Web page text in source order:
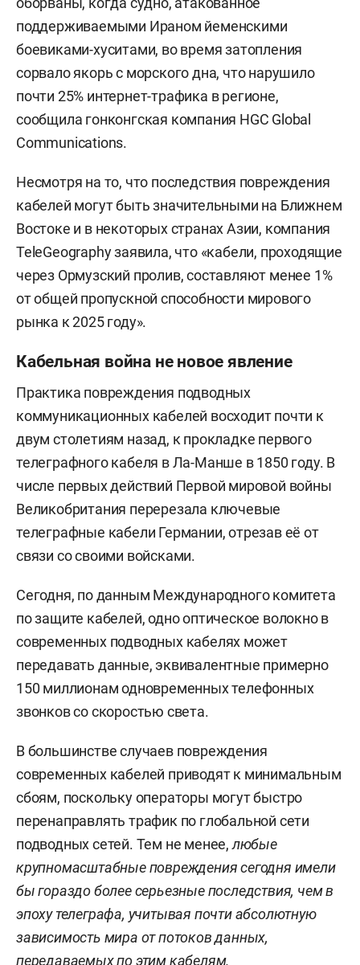
поддерживаемыми Ираном йеменскими
боевиками-хуситами, во время затопления
сорвало якорь с морского дна, что нарушило
почти 25% интернет-трафика в регионе,
сообщила гонконгская компания HGC Global
Communications.
Несмотря на то, что последствия повреждения
кабелей могут быть значительными на Ближнем
Востоке и в некоторых странах Азии, компания
TeleGeography заявила, что «кабели, проходящие
через Ормузский пролив, составляют менее 1%
от общей пропускной способности мирового
рынка к 2025 году».
Кабельная война не новое явление
Практика повреждения подводных
коммуникационных кабелей восходит почти к
двум столетиям назад, к прокладке первого
телеграфного кабеля в Ла-Манше в 1850 году. В
числе первых действий Первой мировой войны
Великобритания перерезала ключевые
телеграфные кабели Германии, отрезав её от
связи со своими войсками.
Сегодня, по данным Международного комитета
по защите кабелей, одно оптическое волокно в
современных подводных кабелях может
передавать данные, эквивалентные примерно
150 миллионам одновременных телефонных
звонков со скоростью света.
В большинстве случаев повреждения
современных кабелей приводят к минимальным
сбоям, поскольку операторы могут быстро
перенаправлять трафик по глобальной сети
подводных сетей. Тем не менее,любые
крупномасштабные повреждения сегодня имели
бы гораздо более серьезные последствия, чем в
эпоху телеграфа, учитывая почти абсолютную
зависимость мира от потоков данных,
передаваемых по этим кабелям.